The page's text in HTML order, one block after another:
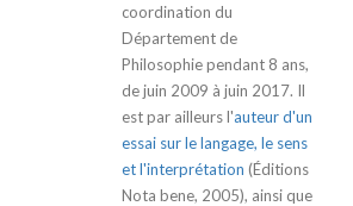
coordination du
Département de
Philosophie pendant 8 ans,
de juin 2009 à juin 2017. Il
est par ailleurs l'auteur d'un
essai sur le langage, le sens
et l'interprétation (Éditions
Nota bene, 2005), ainsi que